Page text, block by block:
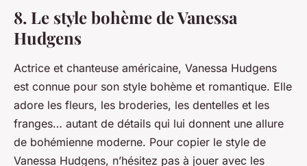
8. Le style bohème de Vanessa
Hudgens
Actrice et chanteuse américaine, Vanessa Hudgens
est connue pour son style bohème et romantique. Elle
adore les fleurs, les broderies, les dentelles et les
franges… autant de détails qui lui donnent une allure
de bohémienne moderne. Pour copier le style de
Vanessa Hudgens, n’hésitez pas à jouer avec les